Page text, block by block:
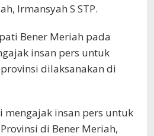
Irmansyah S STP.
Bener Meriah pada
insan pers untuk
dilaksanakan di
mengajak insan pers untuk
di Bener Meriah,